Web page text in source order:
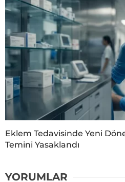
Eklem Tedavisinde Yeni
Temini Yasaklandı
YORUMLAR